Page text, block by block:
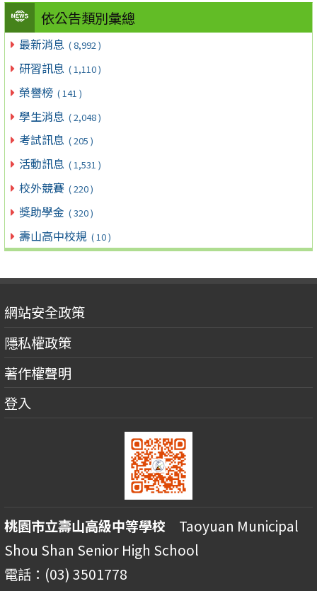
依公告類別彙總
最新消息 ( 8,992 )
研習訊息 ( 1,110 )
榮譽榜 ( 141 )
學生消息 ( 2,048 )
考試訊息 ( 205 )
活動訊息 ( 1,531 )
校外競賽 ( 220 )
獎助學金 ( 320 )
壽山高中校規 ( 10 )
網站安全政策
隱私權政策
著作權聲明
登入
桃園市立壽山高級中等學校 Taoyuan Municipal
Shou Shan Senior High School
電話：(03) 3501778